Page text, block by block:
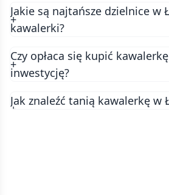
metrażu i stanu technicznego.
cena wynajmu kawalerki w Łodzi
kawalerki wynosi około 260000
cenach znajdziesz na
Jakie są najtańsze dzielnice w
kawalerki?
Czy opłaca się kupić
inwestycję?
Jak znaleźć tanią kawalerkę w